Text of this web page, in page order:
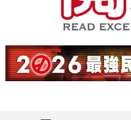
閱政治 Read
題，也要專業評論，閱政治與多
讓讀者有最